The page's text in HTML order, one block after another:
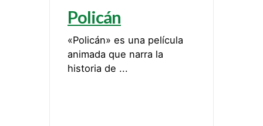
Policán
«Policán» es una película
animada que narra la
historia de ...